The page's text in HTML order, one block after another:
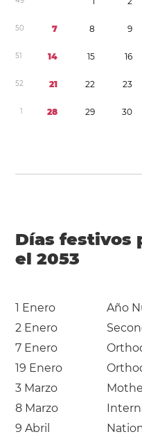
50 7 8 9
51 14 15 16
52 21 22 23
1 28 29 30
Días festivos
el 2053
1 Enero
Año
2 Enero
7 Enero
19 Enero
3 Marzo
8 Marzo
9 Abril